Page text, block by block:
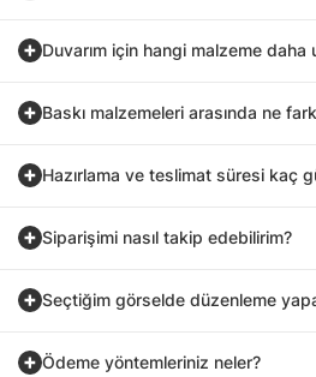
Duvarım için hangi malzeme daha
Baskı malzemeleri arasında ne
Hazırlama ve teslimat süresi kaç
Siparişimi nasıl takip edebilirim?
Seçtiğim görselde düzenleme
Ödeme yöntemleriniz neler?